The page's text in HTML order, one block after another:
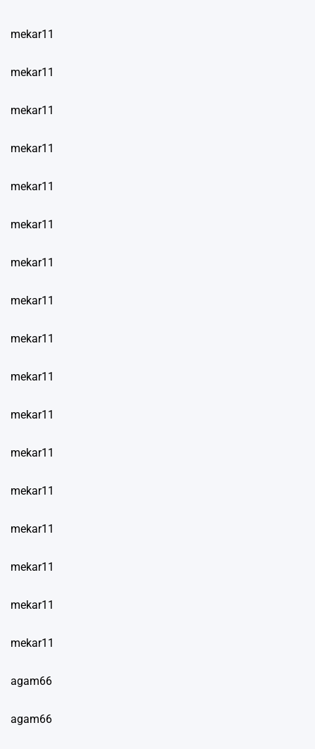
mekar11
mekar11
mekar11
mekar11
mekar11
mekar11
mekar11
mekar11
mekar11
mekar11
mekar11
mekar11
mekar11
mekar11
mekar11
mekar11
mekar11
agam66
agam66